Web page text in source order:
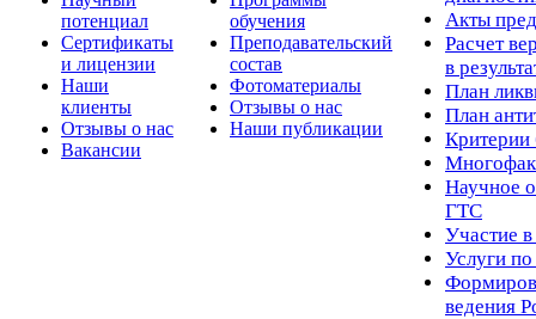
потенциал
Сертификаты
и лицензии
Наши
клиенты
Отзывы о нас
Вакансии
обучения
Преподавательский
состав
Фотоматериалы
Отзывы о нас
Наши публикации
Акты
Расчет
в
План
План
Критерии
Научное
ГТС
Участие
Услуги
ведения